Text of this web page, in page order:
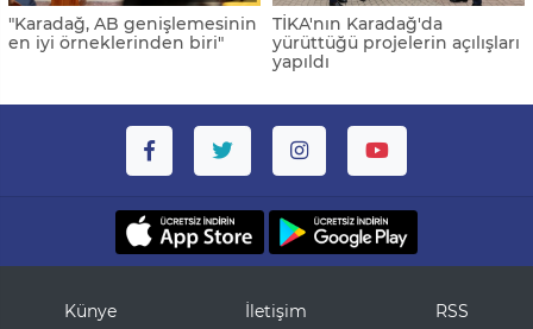
"Karadağ, AB genişlemesinin
en iyi örneklerinden biri"
TİKA'nın Karadağ'da
yürüttüğü projelerin açılışları
yapıldı
Künye İletişim RSS